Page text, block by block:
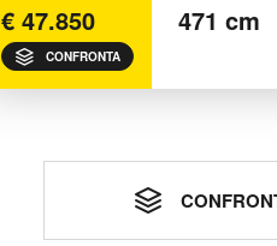
€ 47.850
CONFRONTA
471 cm